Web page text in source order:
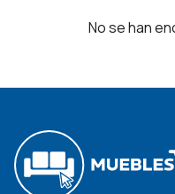
No se han